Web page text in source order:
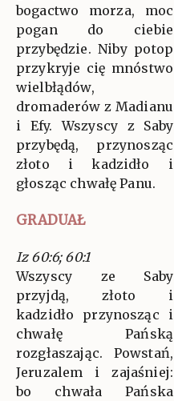
bogactwo morza, moc
pogan do ciebie
przybędzie. Niby potop
przykryje cię mnóstwo
wielbłądów,
dromaderów z Madianu
i Efy. Wszyscy z Saby
przybędą, przynosząc
złoto i kadzidło i
głosząc chwałę Panu.
GRADUAŁ
Iz 60:6; 60:1
Wszyscy ze Saby
przyjdą, złoto i
kadzidło przynosząc i
chwałę Pańską
rozgłaszając. Powstań,
Jeruzalem i zajaśniej:
bo chwała Pańska